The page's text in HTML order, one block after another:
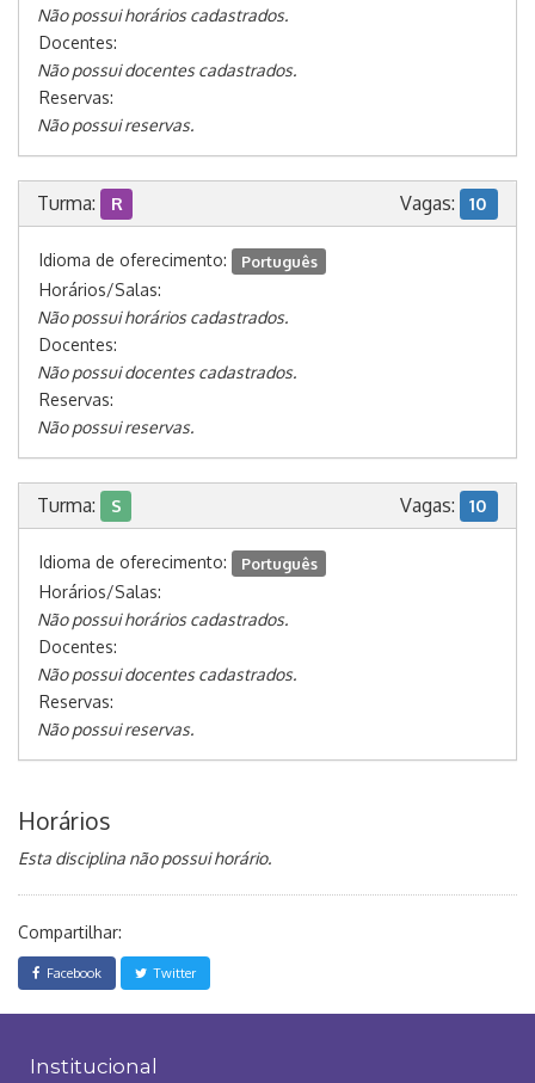
Não possui horários cadastrados.
Docentes:
Não possui docentes cadastrados.
Reservas:
Não possui reservas.
Turma: R Vagas: 10
Idioma de oferecimento: Português
Horários/Salas:
Não possui horários cadastrados.
Docentes:
Não possui docentes cadastrados.
Reservas:
Não possui reservas.
Turma: S Vagas: 10
Idioma de oferecimento: Português
Horários/Salas:
Não possui horários cadastrados.
Docentes:
Não possui docentes cadastrados.
Reservas:
Não possui reservas.
Horários
Esta disciplina não possui horário.
Compartilhar:
Facebook Twitter
Institucional